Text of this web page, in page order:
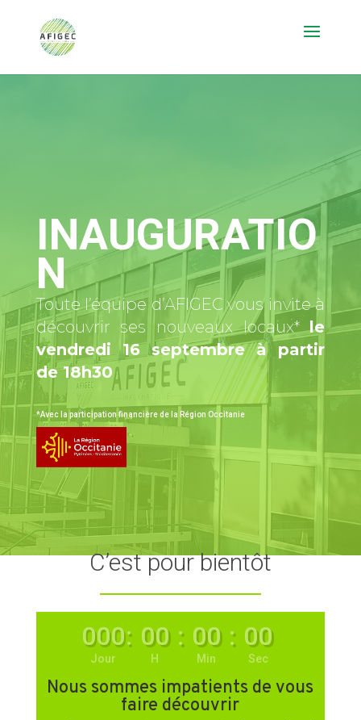
INAUGURATIO
N
Toute l’équipe d’AFIGEC vous invite à
découvrir ses nouveaux locaux*le
vendredi 16 septembre à partir
de 18h30
*Avec la participation financière de la Région Occitanie
C’est pour bientôt
000
Jour
: 00
H
: 00
Min
: 00
Sec
Nous sommes impatients de vous
faire découvrir